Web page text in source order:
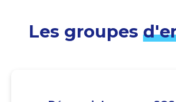
Les groupes